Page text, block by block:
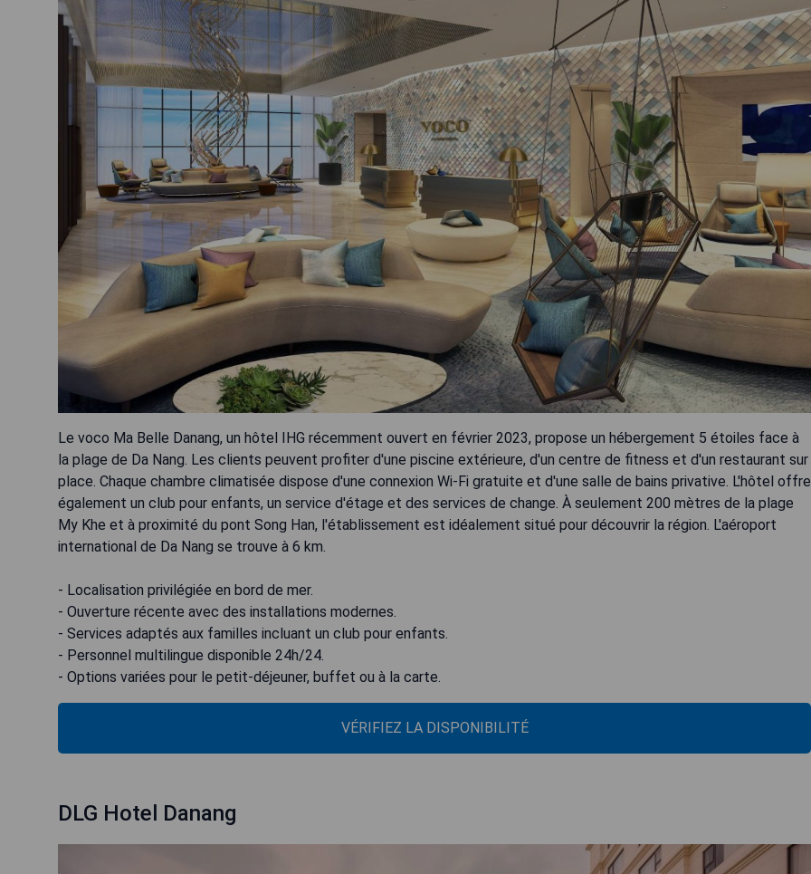
Le voco Ma Belle Danang, un hôtel IHG récemment ouvert en février 2023, propose un hébergement 5 étoiles face à
la plage de Da Nang. Les clients peuvent profiter d'une piscine extérieure, d'un centre de fitness et d'un restaurant sur
place. Chaque chambre climatisée dispose d'une connexion Wi-Fi gratuite et d'une salle de bains privative. L'hôtel offre
également un club pour enfants, un service d'étage et des services de change. À seulement 200 mètres de la plage
My Khe et à proximité du pont Song Han, l'établissement est idéalement situé pour découvrir la région. L'aéroport
international de Da Nang se trouve à 6 km.
- Localisation privilégiée en bord de mer.
- Ouverture récente avec des installations modernes.
- Services adaptés aux familles incluant un club pour enfants.
- Personnel multilingue disponible 24h/24.
- Options variées pour le petit-déjeuner, buffet ou à la carte.
VÉRIFIEZ LA DISPONIBILITÉ
DLG Hotel Danang